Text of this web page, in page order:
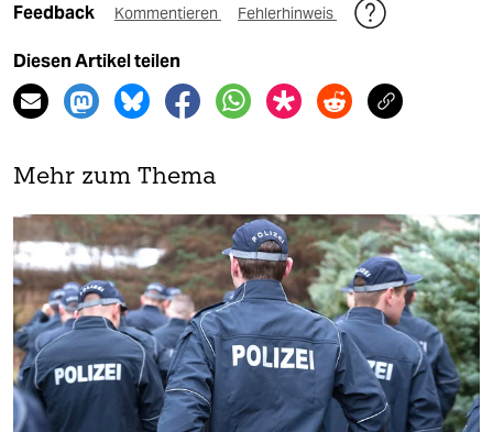
Feedback Kommentieren Fehlerhinweis
Diesen Artikel teilen
Mehr zum Thema